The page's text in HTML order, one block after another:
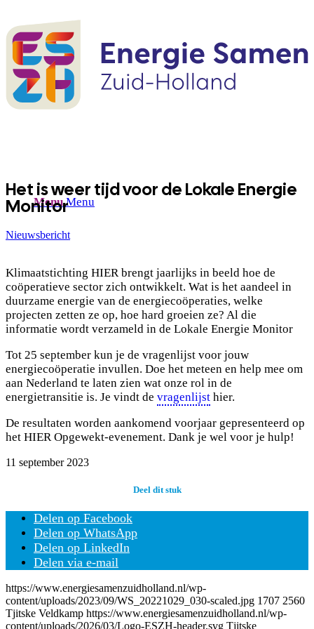
Menu Menu
Het is weer tijd voor de Lokale Energie
Monitor
Nieuwsbericht
Klimaatstichting HIER brengt jaarlijks in beeld hoe de
coöperatieve sector zich ontwikkelt. Wat is het aandeel in
duurzame energie van de energiecoöperaties, welke
projecten zetten ze op, hoe hard groeien ze? Al die
informatie wordt verzameld in de Lokale Energie Monitor
Tot 25 september kun je de vragenlijst voor jouw
energiecoöperatie invullen. Doe het meteen en help mee om
aan Nederland te laten zien wat onze rol in de
energietransitie is. Je vindt de vragenlijst hier.
De resultaten worden aankomend voorjaar gepresenteerd op
het HIER Opgewekt-evenement. Dank je wel voor je hulp!
11 september 2023
Deel dit stuk
Delen op Facebook
Delen op WhatsApp
Delen op LinkedIn
Delen via e-mail
https://www.energiesamenzuidholland.nl/wp-
content/uploads/2023/09/WS_20221029_030-scaled.jpg 1707 2560
Tjitske Veldkamp https://www.energiesamenzuidholland.nl/wp-
content/uploads/2026/03/Logo-ESZH-header.svg Tjitske